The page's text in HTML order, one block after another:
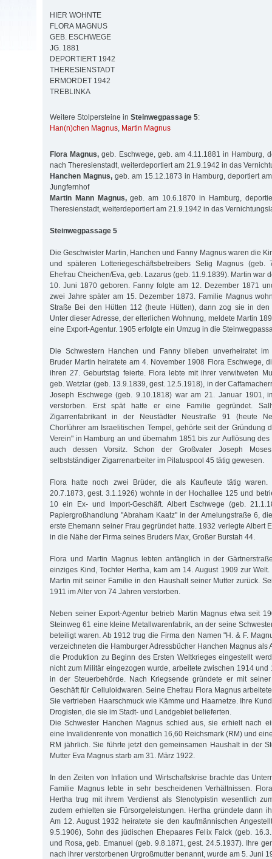
HIER WOHNTE
FLORA MAGNUS
GEB. ESCHWEGE
JG. 1881
DEPORTIERT 1942
THERESIENSTADT
ERMORDET 1942
TREBLINKA
Weitere Stolpersteine in Steinwegpassage 5:
Han(n)chen Magnus, Martin Magnus
Flora Magnus, geb. Eschwege, geb. am 4.11.1881 in Hamburg,
nach Theresienstadt, weiterdeportiert am 21.9.1942 in das
Hanchen Magnus,geb. am 15.12.1873 in Hamburg, deportiert
Jungfernhof
Martin Mann Magnus,geb. am 10.6.1870 in Hamburg,
Theresienstadt, weiterdeportiert am 21.9.1942 in das
Steinwegpassage 5
Die Geschwister Martin, Hanchen und Fanny Magnus waren die
und späteren Lotteriegeschäftsbetreibers Selig Magnus (geb.
Ehefrau Cheichen/Eva, geb. Lazarus (geb. 11.9.1839). Martin war
10. Juni 1870 geboren. Fanny folgte am 12. Dezember 1871
zwei Jahre später am 15. Dezember 1873. Familie Magnus
Straße Bei den Hütten 112 (heute Hütten), dann zog sie in den
Unter dieser Adresse, der elterlichen Wohnung, meldete Martin
eine Export-Agentur. 1905 erfolgte ein Umzug in die
Die Schwestern Hanchen und Fanny blieben unverheiratet
Bruder Martin heiratete am 4. November 1908 Flora Eschwege,
ihren 27. Geburtstag feierte. Flora lebte mit ihrer verwitweten
geb. Wetzlar (geb. 13.9.1839, gest. 12.5.1918), in der
Joseph Eschwege (geb. 9.10.1818) war am 21. Januar 1901,
verstorben. Erst spät hatte er eine Familie gegründet.
Zigarrenfabrikant in der Neustädter Neustraße 91 (heute
Chorführer am Israelitischen Tempel, gehörte seit der Gründung
Verein" in Hamburg an und übernahm 1851 bis zur Auflösung
auch dessen Vorsitz. Schon der Großvater Joseph
selbstständiger Zigarrenarbeiter im Pilatuspool 45 tätig gewesen.
Flora hatte noch zwei Brüder, die als Kaufleute tätig waren.
20.7.1873, gest. 3.1.1926) wohnte in der Hochallee 125 und
10 ein Ex- und Import-Geschäft. Albert Eschwege (geb.
Papiergroßhandlung "Abraham Kaatz" in der Amelungstraße 6,
erste Ehemann seiner Frau gegründet hatte. 1932 verlegte Albert
in die Nähe der Firma seines Bruders Max, Großer Burstah 44.
Flora und Martin Magnus lebten anfänglich in der
einziges Kind, Tochter Hertha, kam am 14. August 1909 zur
Martin mit seiner Familie in den Haushalt seiner Mutter zurück.
1911 im Alter von 74 Jahren verstorben.
Neben seiner Export-Agentur betrieb Martin Magnus etwa seit
Steinweg 61 eine kleine Metallwarenfabrik, an der seine
beteiligt waren. Ab 1912 trug die Firma den Namen "H. & F.
verzeichneten die Hamburger Adressbücher Hanchen Magnus als
die Produktion zu Beginn des Ersten Weltkrieges eingestellt
nicht zum Militär eingezogen wurde, arbeitete zwischen 1914 und
in der Steuerbehörde. Nach Kriegsende gründete er mit
Geschäft für Celluloidwaren. Seine Ehefrau Flora Magnus
Sie vertrieben Haarschmuck wie Kämme und Haarnetze. Ihre
Drogisten, die sie im Stadt- und Landgebiet belieferten.
Die Schwester Hanchen Magnus schied aus, sie erhielt nach
eine Invalidenrente von monatlich 16,60 Reichsmark (RM) und
RM jährlich. Sie führte jetzt den gemeinsamen Haushalt in der
Mutter Eva Magnus starb am 31. März 1922.
In den Zeiten von Inflation und Wirtschaftskrise brachte das
Familie Magnus lebte in sehr bescheidenen Verhältnissen.
Hertha trug mit ihrem Verdienst als Stenotypistin wesentlich
zudem erhielten sie Fürsorgeleistungen. Hertha gründete dann
Am 12. August 1932 heiratete sie den kaufmännischen
9.5.1906), Sohn des jüdischen Ehepaares Felix Falck (geb.
und Rosa, geb. Emanuel (geb. 9.8.1871, gest. 24.5.1937). Ihre
nach ihrer verstorbenen Urgroßmutter benannt, wurde am 5. Juni